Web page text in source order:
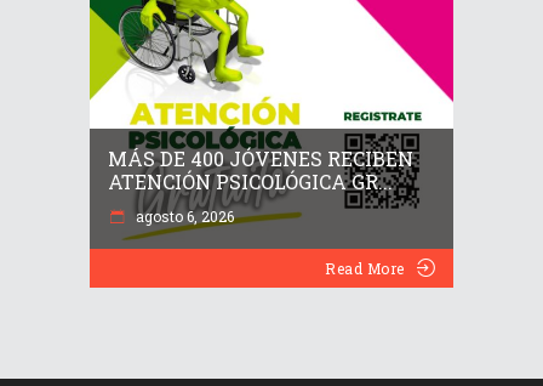
MÁS DE 400 JÓVENES RECIBEN
ATENCIÓN PSICOLÓGICA GR...
agosto 6, 2026
Read More